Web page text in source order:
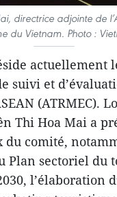
directrice adjointe de
du Vietnam. Photo :
actuellement
suivi et
(ATRMEC).
Thi Hoa Mai a
du comité,
Plan sectoriel du
l’élaboration